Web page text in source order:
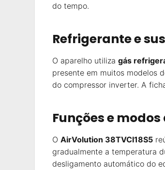
do tempo.
Refrigerante e
O aparelho utiliza gás
presente em muitos modelos
do compressor inverter. A
Funções e
O AirVolution 38TVCI18S5
gradualmente a temperatura
desligamento automático do